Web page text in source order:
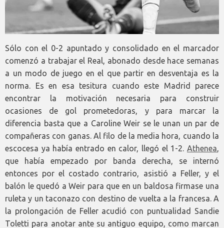
Sólo con el 0-2 apuntado y consolidado en el marcador
comenzó a trabajar el Real, abonado desde hace semanas
a un modo de juego en el que partir en desventaja es la
norma. Es en esa tesitura cuando este Madrid parece
encontrar la motivación necesaria para construir
ocasiones de gol prometedoras, y para marcar la
diferencia basta que a Caroline Weir se le unan un par de
compañeras con ganas. Al filo de la media hora, cuando la
escocesa ya había entrado en calor, llegó el 1-2. Athenea,
que había empezado por banda derecha, se internó
entonces por el costado contrario, asistió a Feller, y el
balón le quedó a Weir para que en un baldosa firmase una
ruleta y un taconazo con destino de vuelta a la francesa. A
la prolongación de Feller acudió con puntualidad Sandie
Toletti para anotar ante su antiguo equipo, como marcan